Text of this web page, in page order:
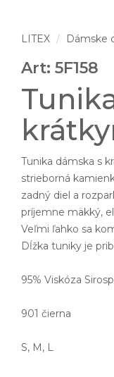
LITEX Dámske
Art: 5F158
Tunika dámska s
strieborná
zadný diel a
príjemne mäkký,
Veľmi ľahko sa
Dĺžka tuniky je
95% Viskóza
901 čierna
S, M, L